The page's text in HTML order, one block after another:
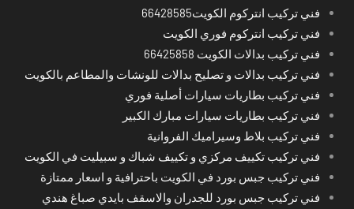
فني تركيب انتركوم الكويت66428585
فني تركيب انتركوم فوري الكويت
فني تركيب بدالات الكويت 66425858
فني تركيب بدالات و تصليح بدالات للونشات والمطاعم بالكويت
فني تركيب بطاريات سيارات أصلية فوري
فني تركيب بطاريات سيارات مبارك الكبير
فني تركيب بلاط وسيراميك الفروانية
فني تركيب تكييف مركزي و تكييف شباك و سبيليت في الكويت
فني تركيب جبس بورد في الكويت باحترافية و اسعار ممتازة
فني تركيب جبس بورد للجدران والاسقف بايدي صباغ هندي